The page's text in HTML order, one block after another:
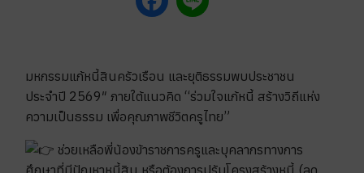
มหกรรมแก้หนี้สินครัวเรือน และยุติธรรมพบประชาชน
ประจำปี 2569″ ภายใต้แนวคิด “ร่วมใจแก้หนี้ สร้างวิถีแห่ง
ความเป็นธรรม เพื่อคุณภาพชีวิตครูไทย”
ช่วยเหลือพี่น้องข้าราชการครูและบุคลากรทางการ
ศึกษาที่มีปัญหาหนี้สิน หรือต้องการปรับโครงสร้างหนี้ (ลด